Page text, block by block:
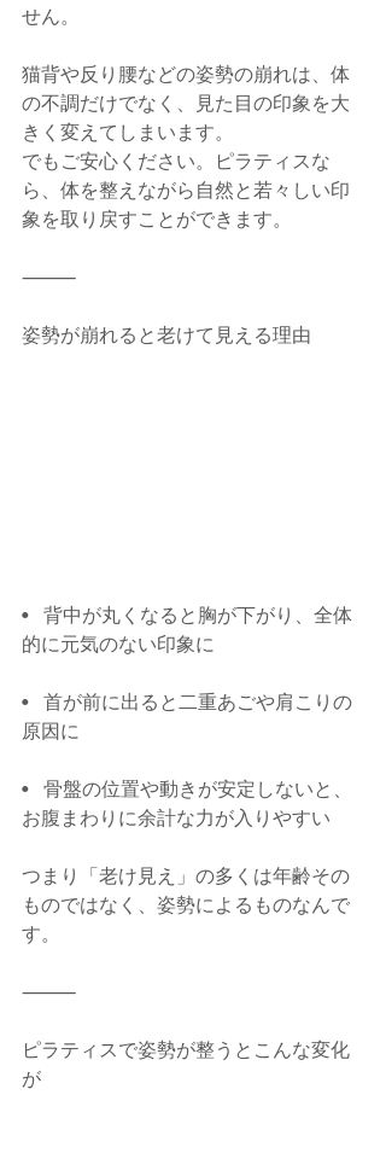
せん。
猫背や反り腰などの姿勢の崩れは、体
の不調だけでなく、見た目の印象を大
きく変えてしまいます。
でもご安心ください。ピラティスな
ら、体を整えながら自然と若々しい印
象を取り戻すことができます。
⸻
姿勢が崩れると老けて見える理由
•   背中が丸くなると胸が下がり、全体
的に元気のない印象に
•   首が前に出ると二重あごや肩こりの
原因に
•   骨盤の位置や動きが安定しないと、
お腹まわりに余計な力が入りやすい
つまり「老け見え」の多くは年齢その
ものではなく、姿勢によるものなんで
す。
⸻
ピラティスで姿勢が整うとこんな変化
が